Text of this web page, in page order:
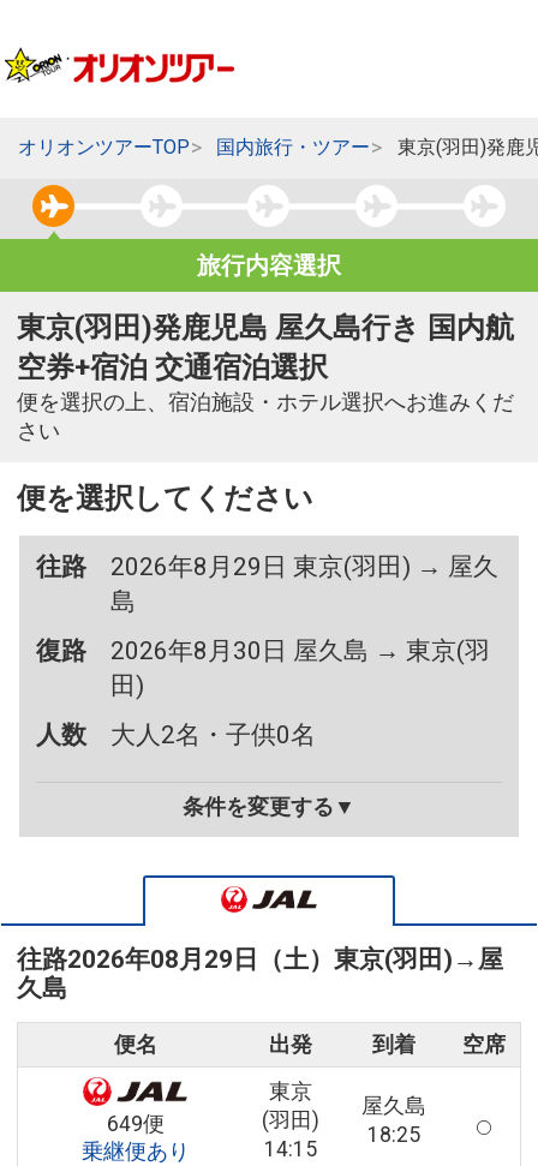
オリオンツアーTOP 国内旅行・ツアー 東京(羽田)発鹿
旅行内容選択
東京(羽田)発鹿児島 屋久島行き 国内航
空券+宿泊 交通宿泊選択
便を選択の上、宿泊施設・ホテル選択へお進みくだ
さい
便を選択してください
往路
2026年8月29日 東京(羽田) → 屋久
島
復路
2026年8月30日 屋久島 → 東京(羽
田)
人数
大人2名・子供0名
条件を変更する▼
往路2026年08月29日（土） 東京(羽田) → 屋
久島
便名 出発 到着 空席
649便
乗継便あり
東京
(羽田)
14:15
屋久島
18:25